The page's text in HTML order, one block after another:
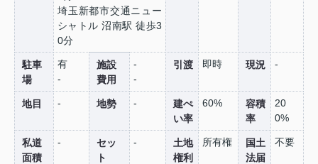
埼玉新都市交通ニュー
シャトル 沼南駅 徒歩3
0分
駐車
場
有
-
施設
費用
-
-
引渡 即時 現況 -
地目 - 地勢 -
建ぺ
い率
60%
容積
率
20
0%
私道
面積
-
セッ
ト
-
土地
権利
所有権
国土
法届
不要